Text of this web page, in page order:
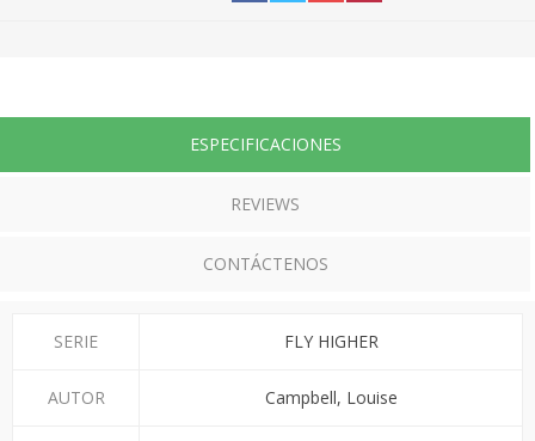
ESPECIFICACIONES
REVIEWS
CONTÁCTENOS
SERIE FLY HIGHER
AUTOR Campbell, Louise